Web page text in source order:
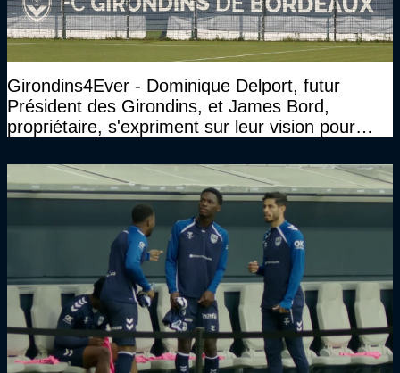
Girondins4Ever - Dominique Delport, futur
Président des Girondins, et James Bord,
propriétaire, s'expriment sur leur vision pour